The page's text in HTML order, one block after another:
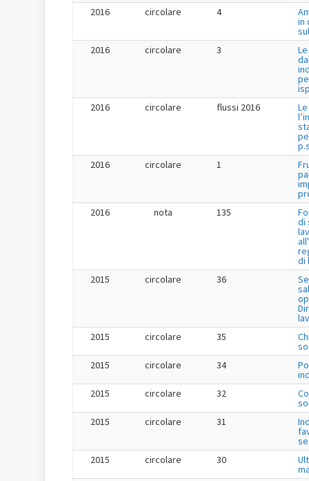
2016
circolare 4
in
2016
circolare 3
2016
circolare flussi 2016
2016
circolare 1
2016
nota 135
di
di
2015
circolare 36
2015
circolare 35
2015
circolare 34
2015
circolare 32
2015
circolare 31
2015
circolare 30